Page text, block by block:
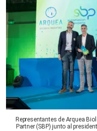
Representantes de Arquea
Partner (SBP) junto al